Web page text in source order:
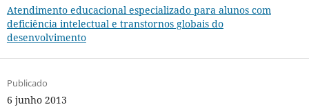
Atendimento educacional especializado para alunos com
deficiência intelectual e transtornos globais do
desenvolvimento
Publicado
6 junho 2013